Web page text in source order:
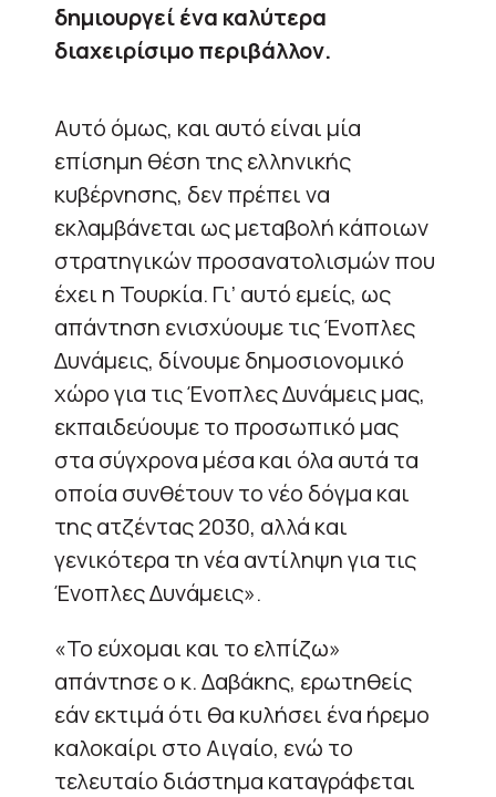
δημιουργεί ένα καλύτερα
διαχειρίσιμο περιβάλλον.
Αυτό όμως, και αυτό είναι μία
επίσημη θέση της ελληνικής
κυβέρνησης, δεν πρέπει να
εκλαμβάνεται ως μεταβολή κάποιων
στρατηγικών προσανατολισμών που
έχει η Τουρκία. Γι’ αυτό εμείς, ως
απάντηση ενισχύουμε τις Ένοπλες
Δυνάμεις, δίνουμε δημοσιονομικό
χώρο για τις Ένοπλες Δυνάμεις μας,
εκπαιδεύουμε το προσωπικό μας
στα σύγχρονα μέσα και όλα αυτά τα
οποία συνθέτουν το νέο δόγμα και
της ατζέντας 2030, αλλά και
γενικότερα τη νέα αντίληψη για τις
Ένοπλες Δυνάμεις».
«Το εύχομαι και το ελπίζω»
απάντησε ο κ. Δαβάκης, ερωτηθείς
εάν εκτιμά ότι θα κυλήσει ένα ήρεμο
καλοκαίρι στο Αιγαίο, ενώ το
τελευταίο διάστημα καταγράφεται